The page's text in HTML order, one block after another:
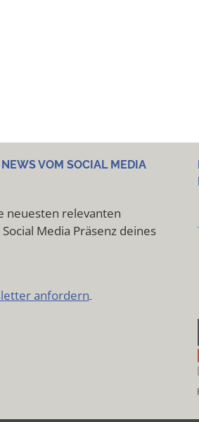
VOM SOCIAL MEDIA
neuesten relevanten
Media Präsenz deines
anfordern